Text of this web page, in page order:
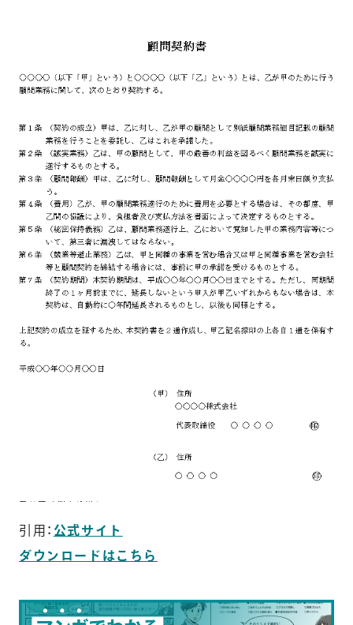
引用： 公式サイト
ダウンロードはこちら